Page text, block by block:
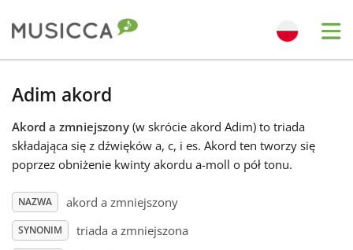
Български
Deutsch
Adim akord
Akord a zmniejszony (w skrócie akord Adim) to triada
składająca się z dźwięków a, c, i es. Akord ten tworzy się
poprzez obniżenie kwinty akordu a-moll o pół tonu.
NAZWA akord a zmniejszony
SYNONIM triada a zmniejszona